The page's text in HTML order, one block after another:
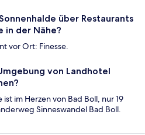
über Restaurants
in der Nähe?
vor Ort: Finesse.
von Landhotel
im Herzen von Bad Boll, nur 19
Sinneswandel Bad Boll.